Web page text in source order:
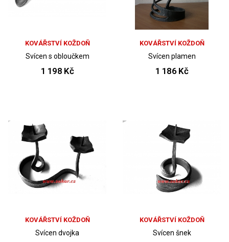
KOVÁŘSTVÍ KOŽDOŇ
Svícen s obloučkem
1 198 Kč
KOVÁŘSTVÍ KOŽDOŇ
Svícen plamen
1 186 Kč
KOVÁŘSTVÍ KOŽDOŇ
Svícen dvojka
KOVÁŘSTVÍ KOŽDOŇ
Svícen šnek